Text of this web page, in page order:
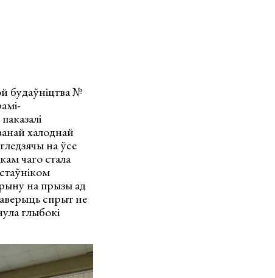
будаўніцтва №
халоднай
на ўсе
чаго стала
на прызы ад
спрыт не
глыбокі